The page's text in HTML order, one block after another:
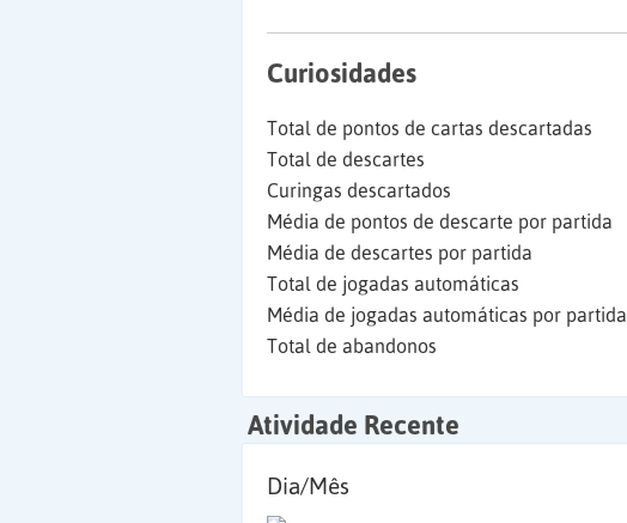
Curiosidades
Total de pontos de cartas descartadas
Total de descartes
Curingas descartados
Média de pontos de descarte por partida
Média de descartes por partida
Total de jogadas automáticas
Média de jogadas automáticas por partida
Total de abandonos
Atividade Recente
Dia/Mês